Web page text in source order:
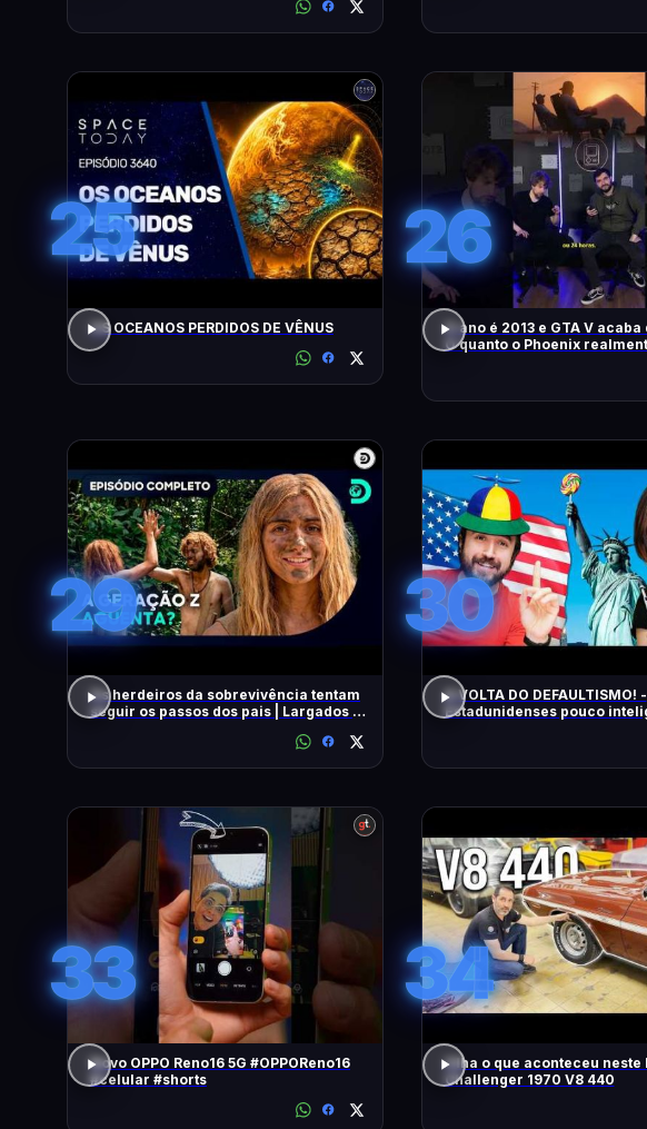
25
OS OCEANOS PERDIDOS DE VÊNUS
26
O ano é 2013 e GTA V
O quanto o Phoenix
29
Os herdeiros da sobrevivência tentam
seguir os passos dos pais | Largados e
30
A VOLTA DO DEFAULTISMO! -
Estadunidenses pouco
33
Novo OPPO Reno16 5G #OPPOReno16
#celular #shorts
34
Olha o que aconteceu neste
Challenger 1970 V8 440